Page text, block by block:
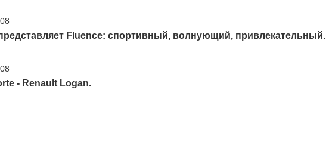
Fluence: спортивный, волнующий, привлекательный.
- Renault Logan.